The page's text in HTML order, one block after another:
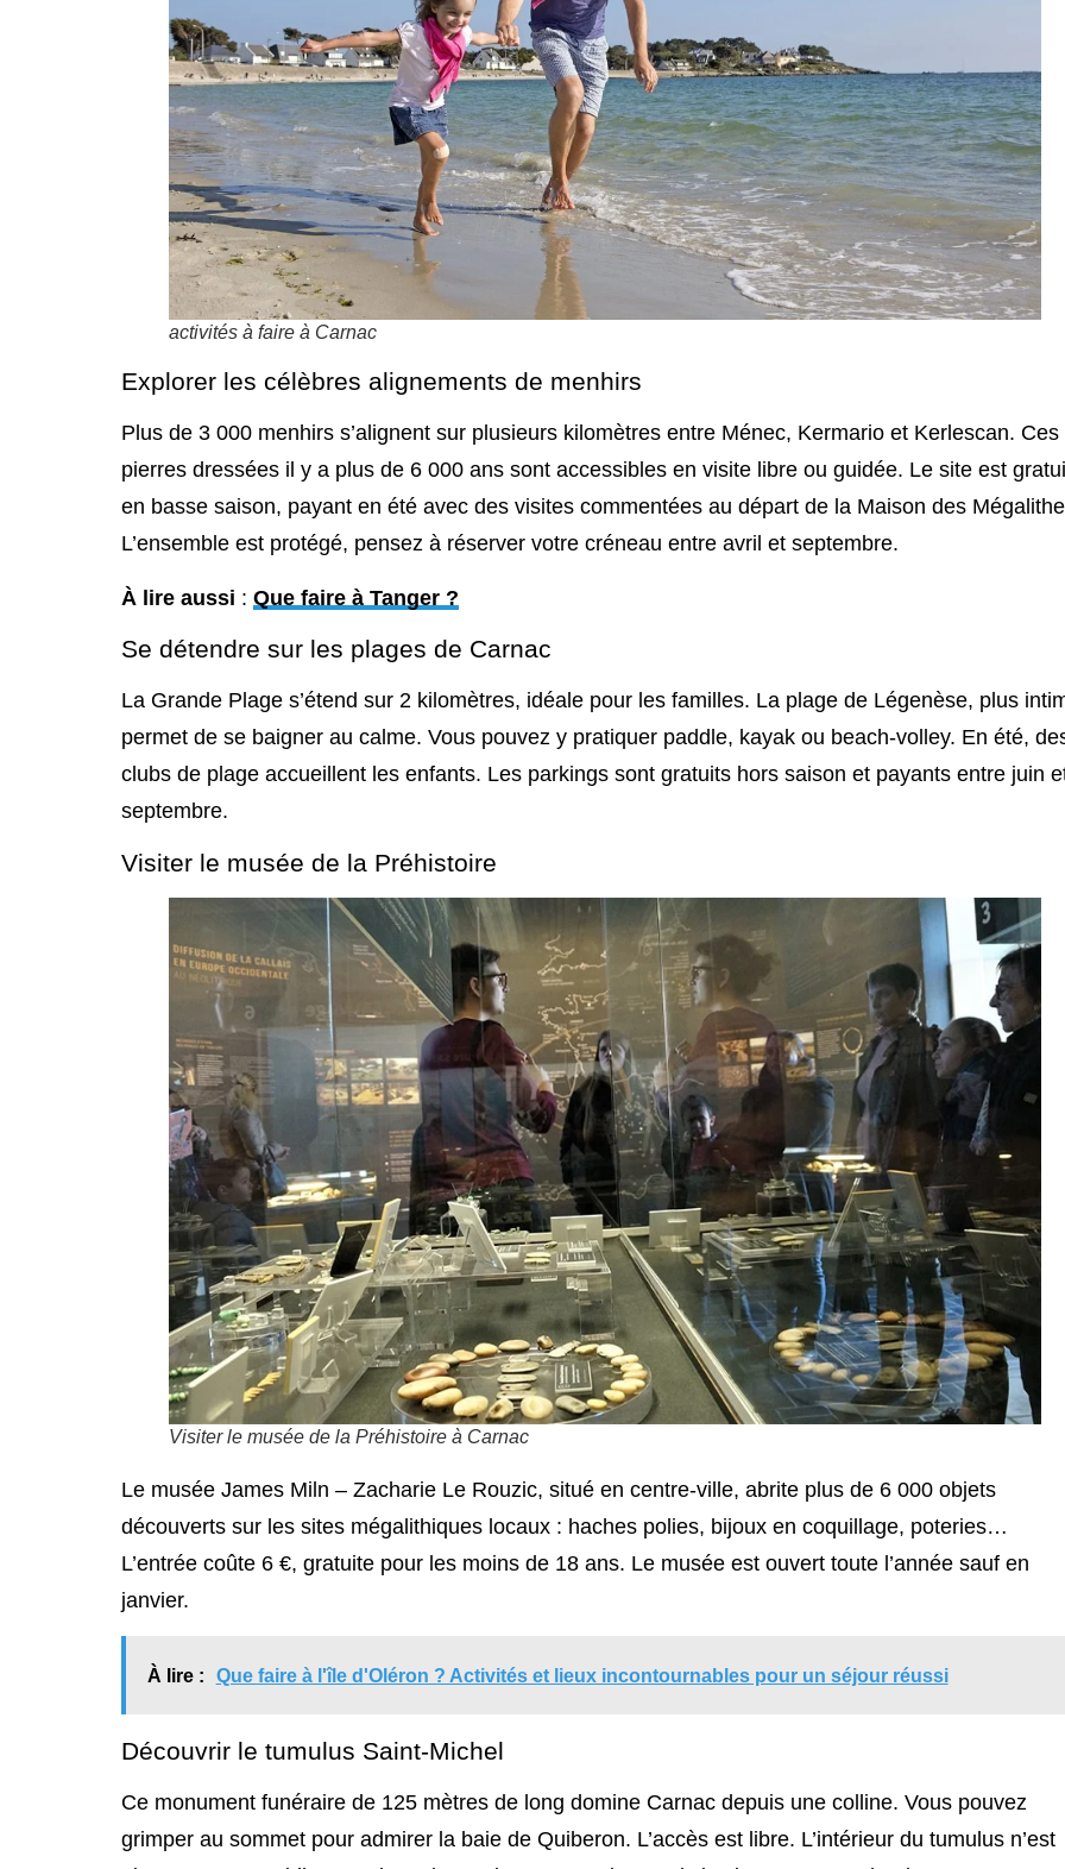
activités à faire à Carnac
Explorer les célèbres alignements de menhirs
Plus de 3 000 menhirs s’alignent sur plusieurs kilomètres entre Ménec, Kermario et Kerlescan. Ces
pierres dressées il y a plus de 6 000 ans sont accessibles en visite libre ou guidée. Le site est
en basse saison, payant en été avec des visites commentées au départ de la Maison des
L’ensemble est protégé, pensez à réserver votre créneau entre avril et septembre.
À lire aussi : Que faire à Tanger ?
Se détendre sur les plages de Carnac
La Grande Plage s’étend sur 2 kilomètres, idéale pour les familles. La plage de Légenèse, plus
permet de se baigner au calme. Vous pouvez y pratiquer paddle, kayak ou beach-volley. En été,
clubs de plage accueillent les enfants. Les parkings sont gratuits hors saison et payants entre juin
septembre.
Visiter le musée de la Préhistoire
Visiter le musée de la Préhistoire à Carnac
Le musée James Miln – Zacharie Le Rouzic, situé en centre-ville, abrite plus de 6 000 objets
découverts sur les sites mégalithiques locaux : haches polies, bijoux en coquillage, poteries…
L’entrée coûte 6 €, gratuite pour les moins de 18 ans. Le musée est ouvert toute l’année sauf en
janvier.
À lire : Que faire à l'île d'Oléron ? Activités et lieux incontournables pour un séjour réussi
Découvrir le tumulus Saint-Michel
Ce monument funéraire de 125 mètres de long domine Carnac depuis une colline. Vous pouvez
grimper au sommet pour admirer la baie de Quiberon. L’accès est libre. L’intérieur du tumulus n’est